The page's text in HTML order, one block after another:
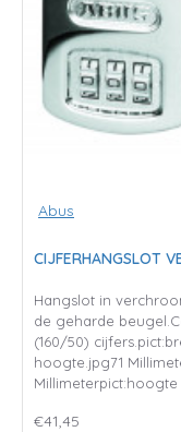
Abus
CIJFERHANGSLOT
Hangslot in
de geharde
(160/50)
hoogte.jpg71
Millimeterpict:hoogte
€41,45